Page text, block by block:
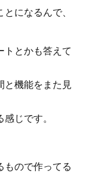
になるんで、
トとかも答えて
と機能をまた見
じです。
もので作ってる